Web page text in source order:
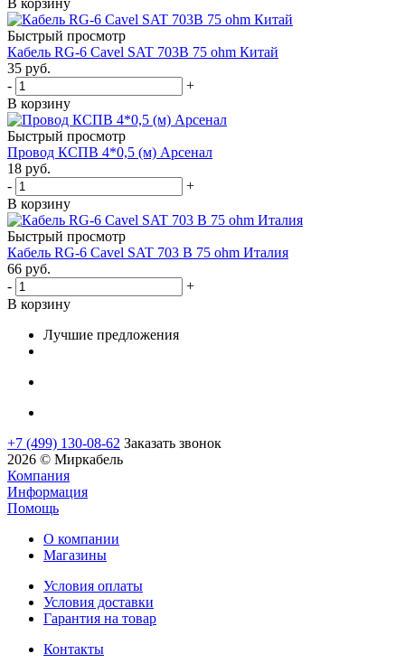
Быстрый просмотр
Кабель RG-6 Cavel SAT 703B 75 ohm Китай
35 руб.
-
+
В корзину
Быстрый просмотр
Провод КСПВ 4*0,5 (м) Арсенал
18 руб.
-
+
В корзину
Быстрый просмотр
Кабель RG-6 Cavel SAT 703 B 75 ohm Италия
66 руб.
-
+
В корзину
Лучшие предложения
+7 (499) 130-08-62 Заказать звонок
2026 © Миркабель
Компания
Информация
Помощь
О компании
Магазины
Условия оплаты
Условия доставки
Гарантия на товар
Контакты